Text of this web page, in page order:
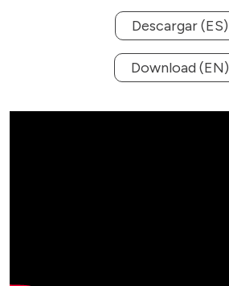
Descargar (ES)
Download (EN)